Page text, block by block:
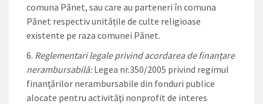
comuna Pănet, sau care au parteneri în comuna
Pănet respectiv unitățile de culte religioase
existente pe raza comunei Pănet.
Reglementari legale privind acordarea de finanțare
nerambursabilă:Legea nr.350/2005 privind regimul
finanţărilor nerambursabile din fonduri publice
alocate pentru activităţi nonprofit de interes